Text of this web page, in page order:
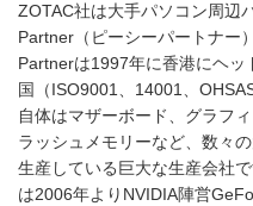
ZOTAC社は大手パソコン周辺
Partner（ピーシーパートナー
Partnerは1997年に香港にヘッ
国（ISO9001、14001、
自体はマザーボード、グラフ
ラッシュメモリーなど、数々
生産している巨大な生産会社
は2006年よりNVIDIA陣営